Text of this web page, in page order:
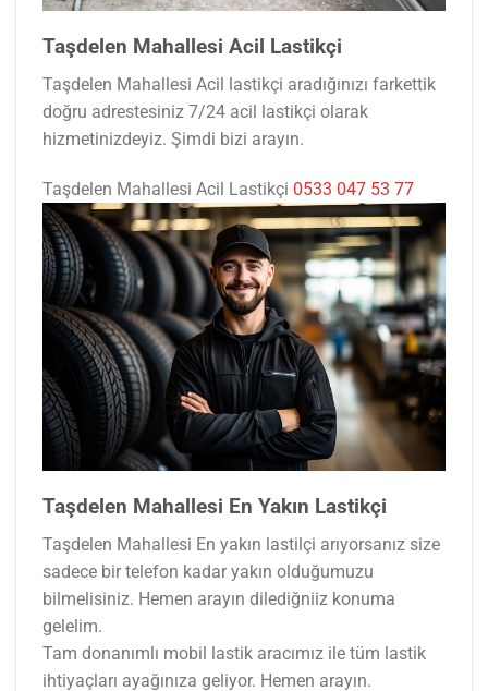
Taşdelen Mahallesi Acil Lastikçi
Taşdelen Mahallesi Acil lastikçi aradığınızı farkettik
doğru adrestesiniz 7/24 acil lastikçi olarak
hizmetinizdeyiz. Şimdi bizi arayın.
Taşdelen Mahallesi Acil Lastikçi 0533 047 53 77
Taşdelen Mahallesi En Yakın Lastikçi
Taşdelen Mahallesi En yakın lastilçi arıyorsanız size
sadece bir telefon kadar yakın olduğumuzu
bilmelisiniz. Hemen arayın dilediğniiz konuma
gelelim.
Tam donanımlı mobil lastik aracımız ile tüm lastik
ihtiyaçları ayağınıza geliyor. Hemen arayın.